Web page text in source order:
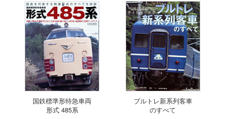
国鉄標準形特急車両
形式 485系
ブルトレ新系列客車
のすべて